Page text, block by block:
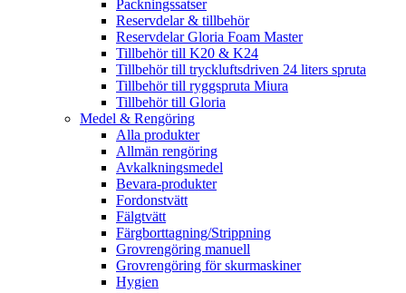
Packningssatser
Reservdelar & tillbehör
Reservdelar Gloria Foam Master
Tillbehör till K20 & K24
Tillbehör till tryckluftsdriven 24 liters spruta
Tillbehör till ryggspruta Miura
Tillbehör till Gloria
Medel & Rengöring
Alla produkter
Allmän rengöring
Avkalkningsmedel
Bevara-produkter
Fordonstvätt
Fälgtvätt
Färgborttagning/Strippning
Grovrengöring manuell
Grovrengöring för skurmaskiner
Hygien